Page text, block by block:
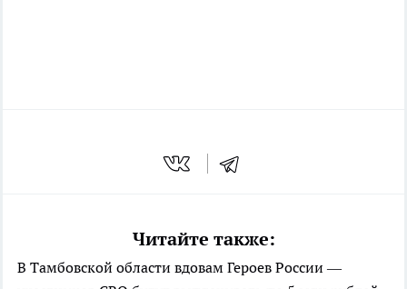
Читайте также:
В Тамбовской области вдовам Героев России —